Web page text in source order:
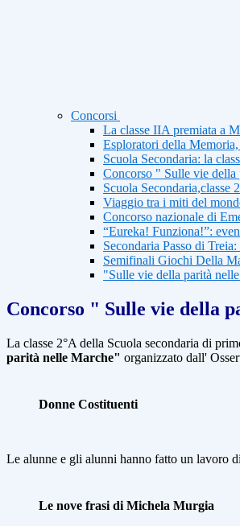
Concorsi
La classe IIA premiata a
Esploratori della Memoria,
Scuola Secondaria: la
Concorso " Sulle vie della
Scuola Secondaria,classe
Viaggio tra i miti del
Concorso nazionale di
“Eureka! Funziona!”:
Secondaria Passo di
Semifinali Giochi Della
"Sulle vie della parità
Concorso " Sulle vie della
La classe 2°A della Scuola secondaria di
parità nelle Marche" organizzato dall'
Donne Costituenti
Le alunne e gli alunni hanno fatto un lavoro
Le nove frasi di Michela Murgia